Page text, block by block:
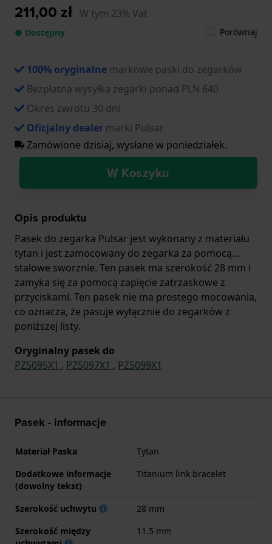
211,00 zł W tym 23% Vat
● Dostępny Porównaj
100% oryginalne markowe paski do zegarków
Bezpłatna wysyłka zegarki ponad PLN 640
Okres zwrotu 30 dni
Oficjalny dealer marki Pulsar
Zamówione dzisiaj, wysłane w poniedziałek.
W Koszyku
Opis produktu
Pasek do zegarka Pulsar jest wykonany z materiału
tytan i jest zamocowany do zegarka za pomocą…
stalowe sworznie. Ten pasek ma szerokość 28 mm i
zamyka się za pomocą zapięcie zatrzaskowe z
przyciskami. Ten pasek nie ma prostego mocowania,
co oznacza, że pasuje wyłącznie do zegarków z
poniższej listy.
Oryginalny pasek do
PZ5095X1 , PZ5097X1 , PZ5099X1
Pasek - informacje
Materiał Paska
Tytan
Dodatkowe informacje
(dowolny tekst)
Titanium link bracelet
Szerokość uchwytu
28 mm
Szerokość między
11.5 mm